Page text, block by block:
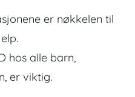
er nøkkelen til
hos alle barn,
er viktig.